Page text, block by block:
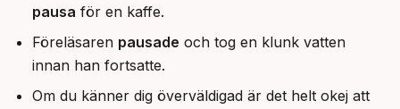
pausa för en kaffe.
Föreläsaren pausade och tog en klunk vatten
innan han fortsatte.
Om du känner dig överväldigad är det helt okej att